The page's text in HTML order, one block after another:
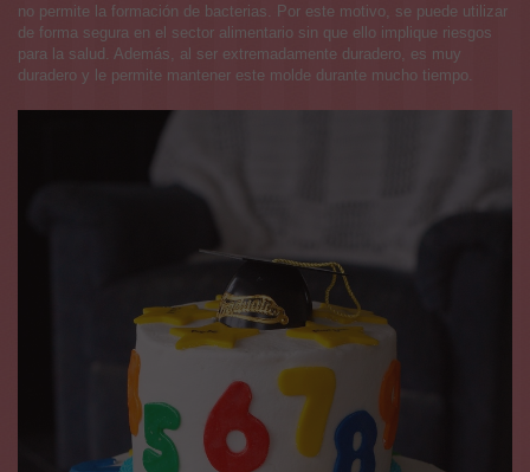
no permite la formación de bacterias. Por este motivo, se puede utilizar
de forma segura en el sector alimentario sin que ello implique riesgos
para la salud. Además, al ser extremadamente duradero, es muy
duradero y le permite mantener este molde durante mucho tiempo.